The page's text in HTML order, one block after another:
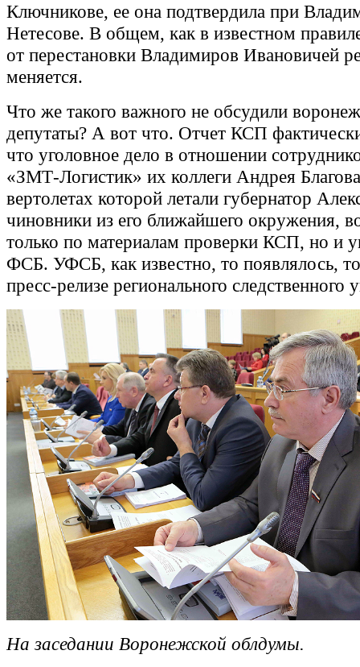
Ключникове, ее она подтвердила при
Нетесове. В общем, как в известном
от перестановки Владимиров Ивановичей
меняется.
Что же такого важного не обсудили
депутаты? А вот что. Отчет КСП
что уголовное дело в отношении
«ЗМТ-Логистик» их коллеги Андрея
вертолетах которой летали губернатор
чиновники из его ближайшего окружения,
только по материалам проверки КСП, но и
ФСБ. УФСБ, как известно, то появлялось,
пресс-релизе регионального следственного
На заседании Воронежской облдумы.